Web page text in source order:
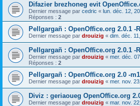
Difazier brezhoneg evit
Dernier message par cedric « lun. déc. 12,
Réponses : 2
Pellgargañ : OpenOffice.org 2.0.1 -
Dernier message par drouizig « dim. déc.
Pellgargañ : OpenOffice.org 2.0.1 -
Dernier message par drouizig « mer. déc.
Réponses : 2
Pellgargañ : OpenOffice.org 2.0 -
Dernier message par drouizig « mer. nov.
Diviz : geriaoueg OpenOffice.org
Dernier message par drouizig « mar. nov.